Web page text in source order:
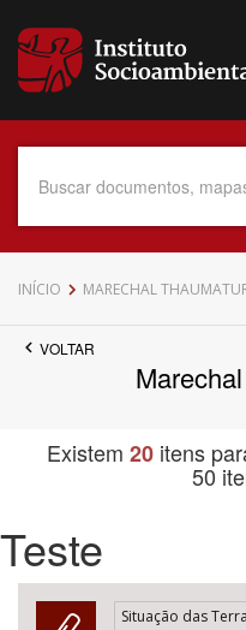
para
conteúdo
Data do Documento
INÍCIO MARECHAL
VOLTAR
Existem 20itens
50
Teste
Situação das